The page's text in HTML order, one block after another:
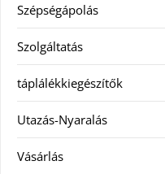
Szépségápolás
Szolgáltatás
táplálékkiegészítők
Utazás-Nyaralás
Vásárlás